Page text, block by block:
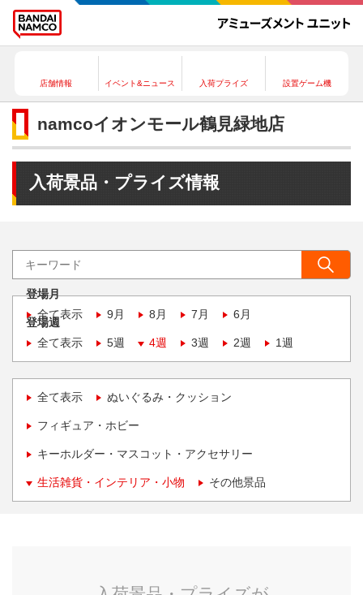
店舗情報 イベント&ニュース 入荷プライズ 設置ゲーム機
namcoイオンモール鶴見緑地店
入荷景品・プライズ情報
登場月
全て表示
9月 8月 7月 6月
登場週
全て表示
5週 4週 3週 2週 1週
全て表示 ぬいぐるみ・クッション
フィギュア・ホビー
キーホルダー・マスコット・アクセサリー
生活雑貨・インテリア・小物 その他景品